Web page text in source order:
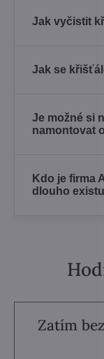
Jak vyčistit
Jak se
Je možné si
namontovat
Kdo je firma
dlouho
Zatím